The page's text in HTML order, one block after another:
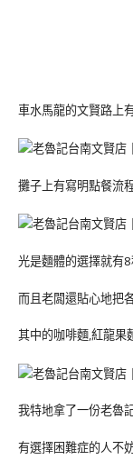
車水馬龍的文賢路上
攤子上有寫明點餐流
光是麵體的選擇就有
而且老闆還貼心地把
其中的咖啡麵,紅龍果
我特地拿了一份老魯
有選擇困難症的人不